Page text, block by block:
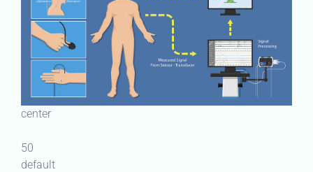
center
50
default